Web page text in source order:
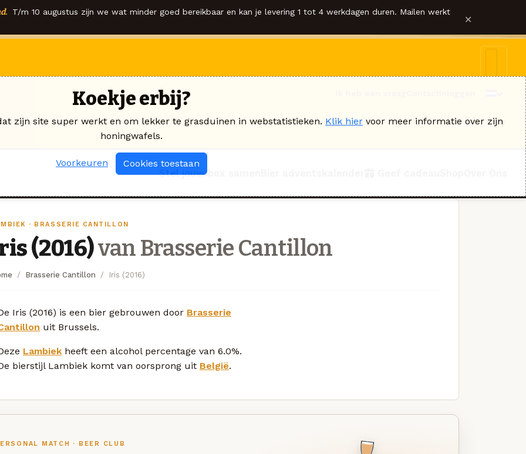
T/m 10 augustus zijn we wat minder goed bereikbaar en kan je levering 1 tot 4 werkdagen duren. Mailen werkt ×
Stel jouw box samen
· BRASSERIE CANTILLON
(2016)van Brasserie Cantillon
Brasserie Cantillon Iris (2016)
Iris (2016) is een bier gebrouwen door Brasserie
uit Brussels.
Lambiek heeft een alcohol percentage van 6.0%.
bierstijl Lambiek komt van oorsprong uit België.
MATCH · BEER CLUB
Koekje erbij?
zijn site super werkt en om lekker te grasduinen in webstatistieken. Klik hier voor meer informatie over zijn
honingwafels.
Voorkeuren Cookies toestaan